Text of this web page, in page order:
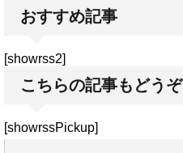
おすすめ記事
[showrss2]
こちらの記事もどうぞ
[showrssPickup]